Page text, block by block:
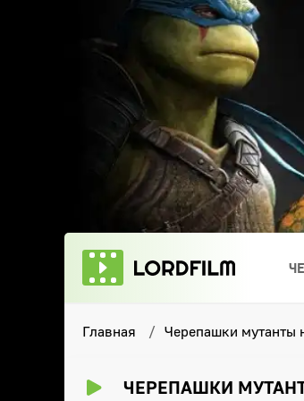
Главная Черепашки мутанты
ЧЕРЕПАШКИ